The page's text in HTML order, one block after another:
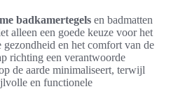
badkamertegels en badmatten
alleen een goede keuze voor het
en het comfort van de
richting een verantwoorde
de aarde minimaliseert, terwijl
en functionele